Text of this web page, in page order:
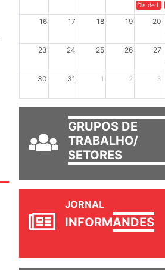
Dia de
16 17 18 19 20
23 24 25 26 27
30 31 1 2 3
GRUPOS DE
TRABALHO/
SETORES
JORNAL
INFORMANDES